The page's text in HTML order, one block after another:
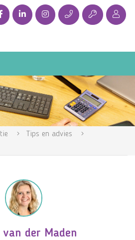
Tips en advies
der Maden